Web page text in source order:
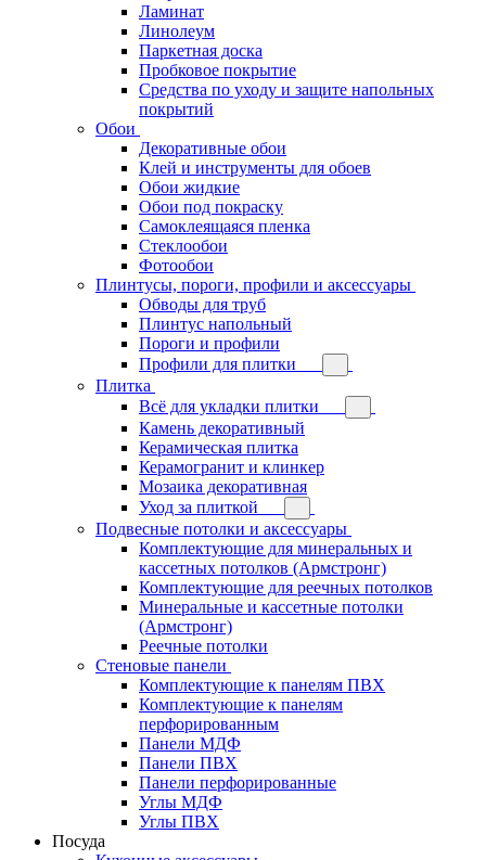
Ламинат
Линолеум
Паркетная доска
Пробковое покрытие
Средства по уходу и защите напольных
покрытий
Обои
Декоративные обои
Клей и инструменты для обоев
Обои жидкие
Обои под покраску
Самоклеящаяся пленка
Стеклообои
Фотообои
Плинтусы, пороги, профили и аксессуары
Обводы для труб
Плинтус напольный
Пороги и профили
Профили для плитки
Плитка
Всё для укладки плитки
Камень декоративный
Керамическая плитка
Керамогранит и клинкер
Мозаика декоративная
Уход за плиткой
Подвесные потолки и аксессуары
Комплектующие для минеральных и
кассетных потолков (Армстронг)
Комплектующие для реечных потолков
Минеральные и кассетные потолки
(Армстронг)
Реечные потолки
Стеновые панели
Комплектующие к панелям ПВХ
Комплектующие к панелям
перфорированным
Панели МДФ
Панели ПВХ
Панели перфорированные
Углы МДФ
Углы ПВХ
Посуда